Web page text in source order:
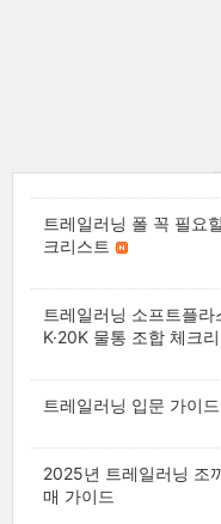
트레일러닝 폴 꼭 필요
크리스트
트레일러닝 소프트플
K·20K 물통 조합 체크
트레일러닝 입문 가이
2025년 트레일러닝 조
매 가이드